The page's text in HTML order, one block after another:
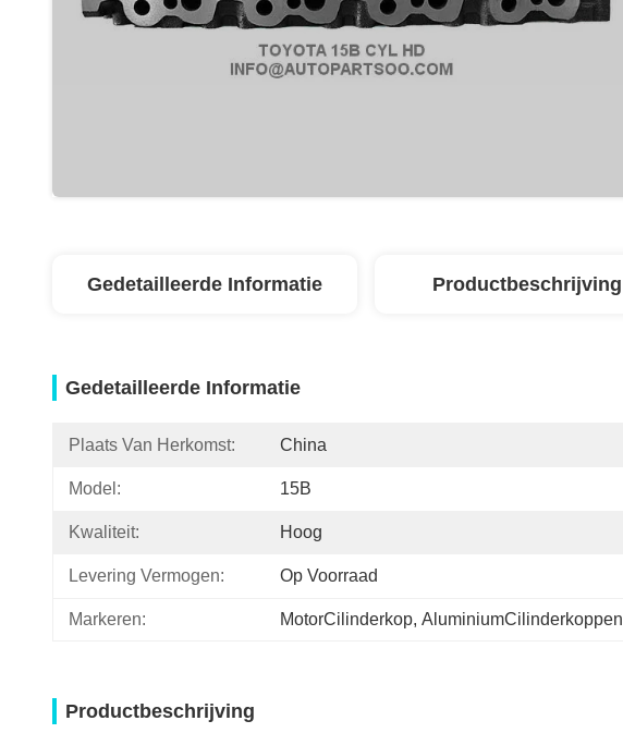
Gedetailleerde Informatie Productbeschrijving
Gedetailleerde Informatie
Plaats Van Herkomst: China
Model: 15B
Kwaliteit: Hoog
Levering Vermogen: Op Voorraad
Markeren: MotorCilinderkop, AluminiumCilinderkoppen
Productbeschrijving